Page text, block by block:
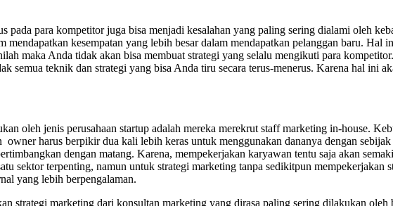
para kompetitor juga bisa menjadi kesalahan yang paling sering dialami oleh
mendapatkan kesempatan yang lebih besar dalam mendapatkan pelanggan baru. Hal
maka Anda tidak akan bisa membuat strategi yang selalu mengikuti para
semua teknik dan strategi yang bisa Anda tiru secara terus-menerus. Karena hal ini
oleh jenis perusahaan startup adalah mereka merekrut staff marketing in-house.
harus berpikir dua kali lebih keras untuk menggunakan dananya dengan
dengan matang. Karena, mempekerjakan karyawan tentu saja akan
sektor terpenting, namun untuk strategi marketing tanpa sedikitpun mempekerjakan
yang lebih berpengalaman.
strategi marketing dari konsultan marketing yang dirasa paling sering dilakukan